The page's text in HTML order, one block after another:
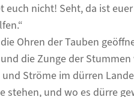
euch nicht! Seht, da ist
Ohren der Tauben
die Zunge der
Ströme im dürren
stehen, und wo es dürre